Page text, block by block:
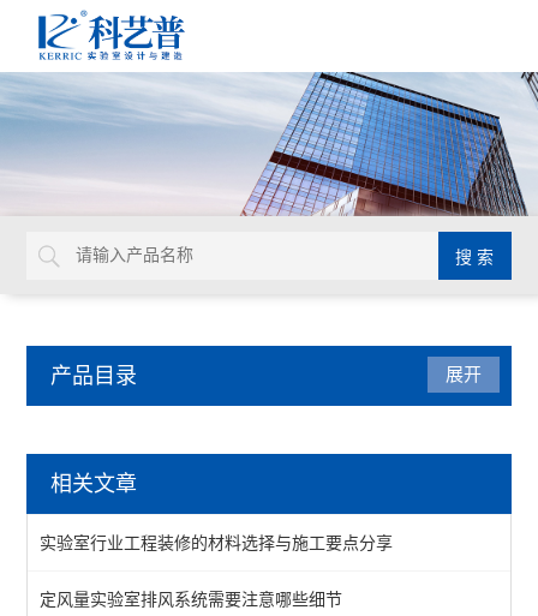
产品目录 展开
相关文章
实验室行业工程装修的材料选择与施工要点分享
定风量实验室排风系统需要注意哪些细节